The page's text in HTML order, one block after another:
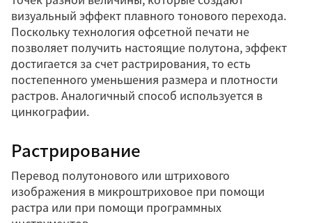
визуальный эффект плавного тонового перехода.
Поскольку технология офсетной печати не
позволяет получить настоящие полутона, эффект
достигается за счет растрирования, то есть
постепенного уменьшения размера и плотности
растров. Аналогичный способ используется в
цинкографии.
Растрирование
Перевод полутонового или штрихового
изображения в микроштриховое при помощи
растра или при помощи программных